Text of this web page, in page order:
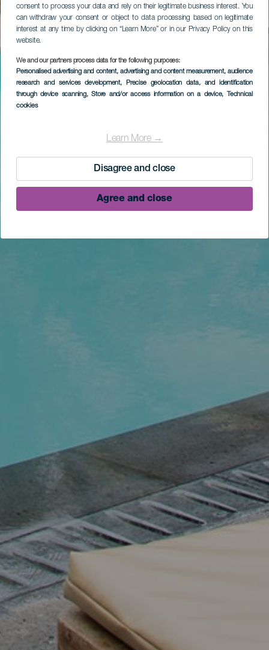
consent to process your data and rely on their legitimate business interest. You
can withdraw your consent or object to data processing based on legitimate
interest at any time by clicking on “Learn More” or in our Privacy Policy on this
website.
We and our partners process data for the following purposes:
Personalised advertising and content, advertising and content measurement, audience
research and services development, Precise geolocation data, and identification
through device scanning, Store and/or access information on a device, Technical
cookies
Learn More →
Disagree and close
Agree and close